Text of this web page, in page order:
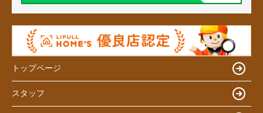
トップページ
スタッフ